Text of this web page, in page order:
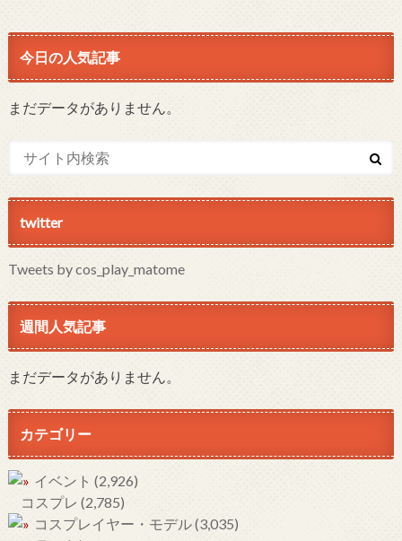
今日の人気記事
まだデータがありません。
twitter
Tweets by cos_play_matome
週間人気記事
まだデータがありません。
カテゴリー
イベント (2,926)
コスプレ (2,785)
コスプレイヤー・モデル(3,035)